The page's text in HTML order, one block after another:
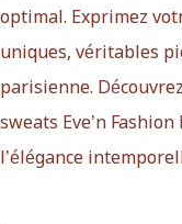
optimal. Exprimez
uniques, véritables
parisienne.
sweats Eve’n
l’élégance